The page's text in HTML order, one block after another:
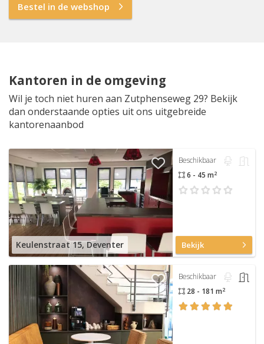
Bestel in de webshop
Kantoren in de omgeving
Wil je toch niet huren aan Zutphenseweg 29? Bekijk
dan onderstaande opties uit ons uitgebreide
kantorenaanbod
Keulenstraat 15, Deventer
Beschikbaar
6 - 45 m2
Bekijk
Beschikbaar
28 - 181 m2